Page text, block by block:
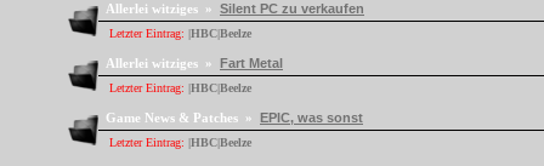
Allerlei witziges » Silent PC zu verkaufen
Letzter Eintrag: |HBC|Beelze
Allerlei witziges » Fart Metal
Letzter Eintrag: |HBC|Beelze
Game News & Patches » EPIC, was sonst
Letzter Eintrag: |HBC|Beelze